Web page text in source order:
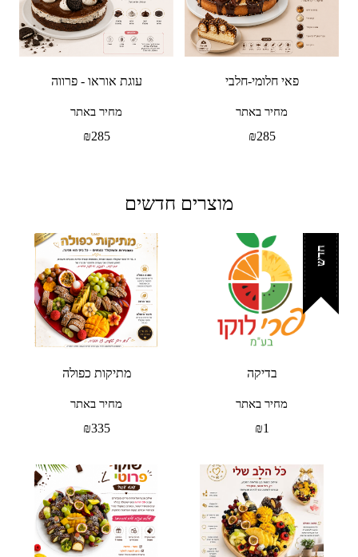
פאי חלומי-חלבי
מחיר באתר
₪285
עוגת אוראו - פרווה
מחיר באתר
₪285
מוצרים חדשים
חדש
בדיקה
מחיר באתר
₪1
מתיקות כפולה
מחיר באתר
₪335